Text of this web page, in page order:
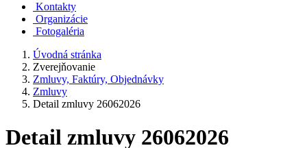
Kontakty
Organizácie
Fotogaléria
Úvodná stránka
Zverejňovanie
Zmluvy, Faktúry, Objednávky
Zmluvy
Detail zmluvy 26062026
Detail zmluvy 26062026